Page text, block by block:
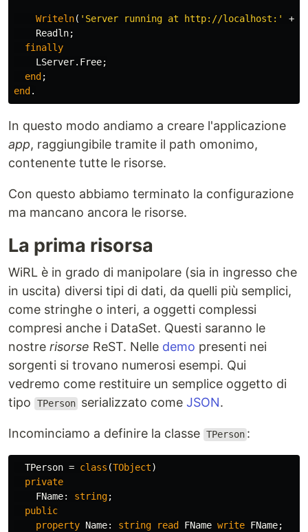
Writeln( 'Server running at http://localhost:' +
Readln;
finally
LServer. Free;
end ;
end .
In questo modo andiamo a creare l'applicazione
app, raggiungibile tramite il path omonimo,
contenente tutte le risorse.
Con questo abbiamo terminato la configurazione
ma mancano ancora le risorse.
La prima risorsa
WiRL è in grado di manipolare (sia in ingresso che
in uscita) diversi tipi di dati, da quelli più semplici,
come stringhe o interi, a oggetti complessi
compresi anche i DataSet. Questi saranno le
nostre risorse ReST. Nelle demo presenti nei
sorgenti si trovano numerosi esempi. Qui
vedremo come restituire un semplice oggetto di
tipo
TPerson serializzato comeJSON.
Incominciamo a definire la classe TPerson :
TPerson = class (TObject)
private
FName: string;
public
property Name: string read FName write FName;